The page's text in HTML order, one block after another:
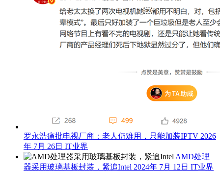
罗永浩痛批电视厂商：老人仍难用，只能加装IPTV 2026
年 7月 26日 IT业界
AMD处理
器采用玻璃基板封装，紧追Intel 2024年 7月 12日 IT业界